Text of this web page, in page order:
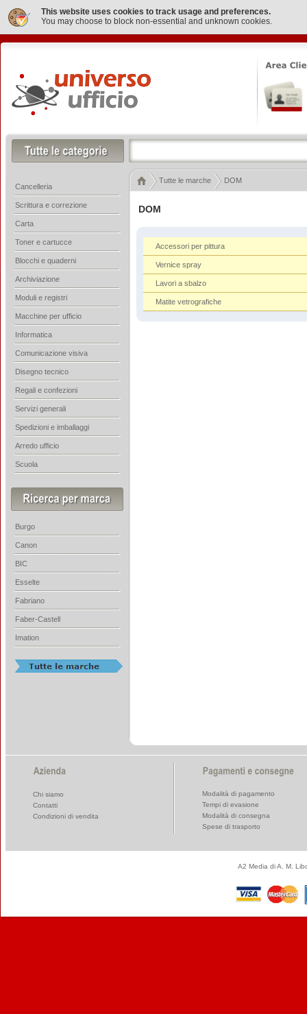
This website uses cookies to track usage and preferences.
You may choose to block non-essential and unknown cookies.
DOM
Accessori per pittura
Vernice spray
Lavori a sbalzo
Matite vetrografiche
Cancelleria
Scrittura e correzione
Carta
Toner e cartucce
Blocchi e quaderni
Archiviazione
Moduli e registri
Macchine per ufficio
Informatica
Comunicazione visiva
Disegno tecnico
Regali e confezioni
Servizi generali
Spedizioni e imballaggi
Arredo ufficio
Scuola
Burgo
Canon
BIC
Esselte
Fabriano
Faber-Castell
Imation
Tutte le marche DOM
Chi siamo
Contatti
Condizioni di vendita
Modalità di pagamento
Tempi di evasione
Modalità di consegna
Spese di trasporto
A2 Media di A. M.